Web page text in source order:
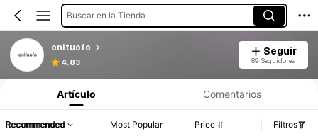
Buscar en la Tienda
onituofo
4.83
Seguir
89 Seguidores
Artículo Comentarios
Recommended Most Popular Price Filtros